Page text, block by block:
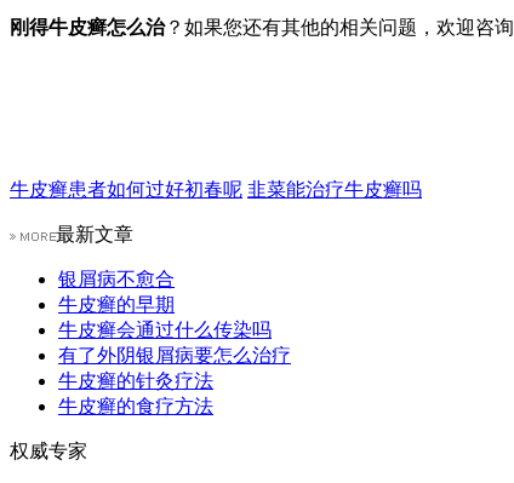
刚得牛皮癣怎么治？如果您还有其他的相关问题，欢迎咨
牛皮癣患者如何过好初春呢 韭菜能治疗牛皮癣吗
最新文章
银屑病不愈合
牛皮癣的早期
牛皮癣会通过什么传染吗
有了外阴银屑病要怎么治疗
牛皮癣的针灸疗法
牛皮癣的食疗方法
权威专家